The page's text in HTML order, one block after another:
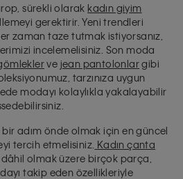
sürekli olarak kadın giyim
gerektirir. Yeni trendleri
zaman taze tutmak istiyorsanız,
incelemelisiniz. Son moda
ve jean pantolonlargibi
tarzınıza uygun
modayı kolaylıkla yakalayabilir
bir adım önde olmak için en güncel
tercih etmelisiniz. Kadın çanta
olmak üzere birçok parça,
takip eden özellikleriyle